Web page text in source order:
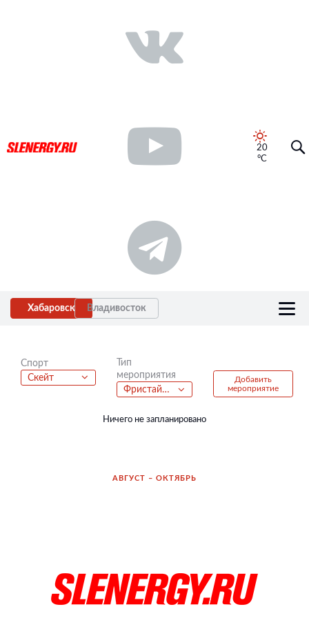
20
°C
Хабаровск Владивосток
Спорт
Скейт
Тип
мероприятия
Фристайл батлы
Добавить
мероприятие
Ничего не запланировано
АВГУСТ – ОКТЯБРЬ